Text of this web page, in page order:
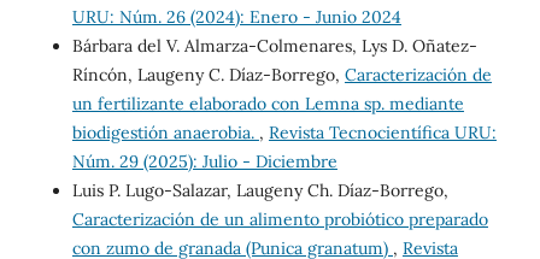
URU: Núm. 26 (2024): Enero - Junio 2024
Bárbara del V. Almarza-Colmenares, Lys D. Oñatez-
Ríncón, Laugeny C. Díaz-Borrego, Caracterización de
un fertilizante elaborado con Lemna sp. mediante
biodigestión anaerobia. , Revista Tecnocientífica URU:
Núm. 29 (2025): Julio - Diciembre
Luis P. Lugo-Salazar, Laugeny Ch. Díaz-Borrego,
Caracterización de un alimento probiótico preparado
con zumo de granada (Punica granatum) , Revista